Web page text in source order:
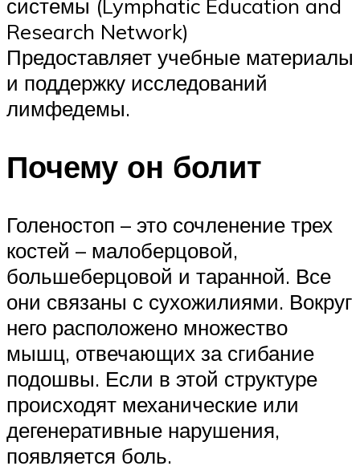
системы (Lymphatic Education and
Research Network)
Предоставляет учебные материалы
и поддержку исследований
лимфедемы.
Почему он болит
Голеностоп – это сочленение трех
костей – малоберцовой,
большеберцовой и таранной. Все
они связаны с сухожилиями. Вокруг
него расположено множество
мышц, отвечающих за сгибание
подошвы. Если в этой структуре
происходят механические или
дегенеративные нарушения,
появляется боль.